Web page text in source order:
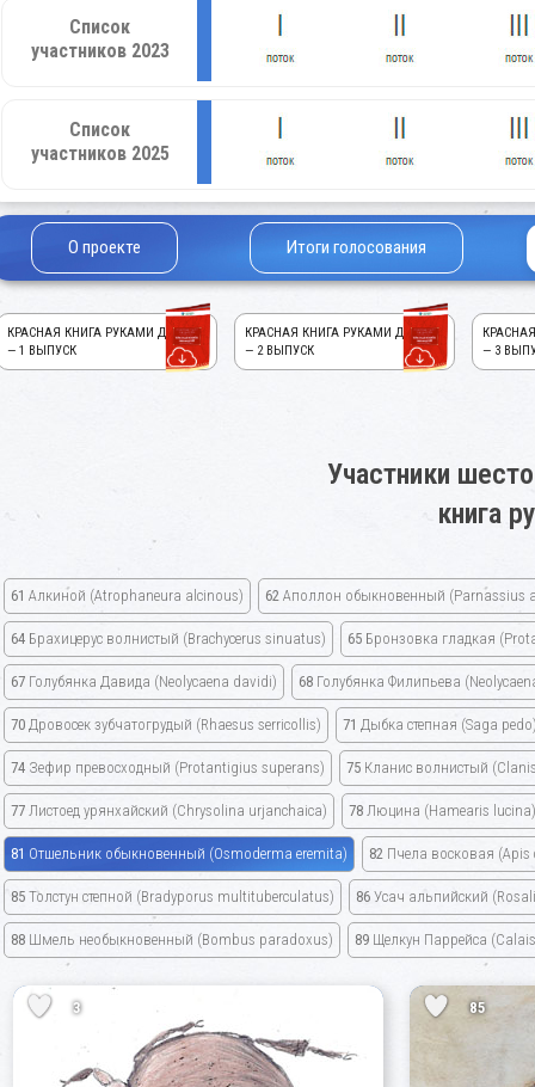
Список
участников 2023
Список
участников 2025
О проекте Итоги голосования
КРАСНАЯ КНИГА РУКАМИ ДЕТЕЙ!
— 1 ВЫПУСК
КРАСНАЯ КНИГА РУКАМИ ДЕТЕЙ!
— 2 ВЫПУСК
— 3
Участники
книга
61 Алкиной (Atrophaneura alcinous) 62 Аполлон обыкновенный (Parnassius
64 Брахицерус волнистый (Brachycerus sinuatus) 65 Бронзовка гладкая
67 Голубянка Давида (Neolycaena davidi) 68 Голубянка Филипьева
70 Дровосек зубчатогрудый (Rhaesus serricollis) 71 Дыбка степная (Saga
74 Зефир превосходный (Protantigius superans) 75 Кланис волнистый
77 Листоед урянхайский (Chrysolina urjanchaica) 78 Люцина (Hamearis lucina)
81 Отшельник обыкновенный (Osmoderma eremita) 82 Пчела восковая (Apis
85 Толстун степной (Bradyporus multituberculatus) 86 Усач альпийский
88 Шмель необыкновенный (Bombus paradoxus) 89 Щелкун Паррейса
3 85